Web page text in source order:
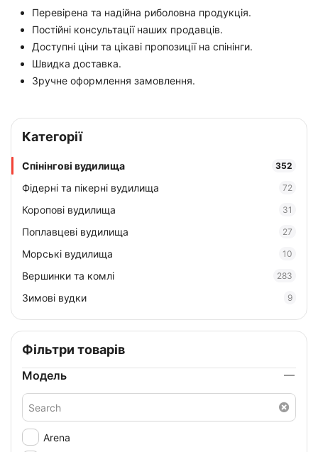
Перевірена та надійна риболовна продукція.
Постійні консультації наших продавців.
Доступні ціни та цікаві пропозиції на спінінги.
Швидка доставка.
Зручне оформлення замовлення.
Категорії
Спінінгові вудилища 352
Фідерні та пікерні вудилища 72
Коропові вудилища 31
Поплавцеві вудилища 27
Морські вудилища 10
Вершинки та комлі 283
Зимові вудки 9
Фільтри товарів
Модель
Arena